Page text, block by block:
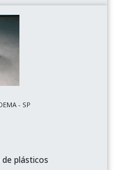
- SP
plásticos